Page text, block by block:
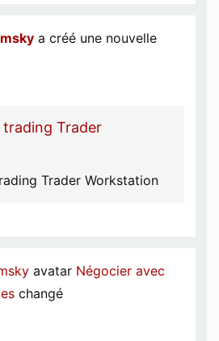
a créé une nouvelle
Trader
Trader Workstation
avatar Négocier avec
changé